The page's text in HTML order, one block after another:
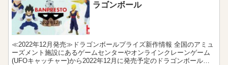
ラゴンボール
≪2022年12月発売≫ドラゴンボールプライズ新作情報 全国のアミュ
ーズメント施設にあるゲームセンターやオンラインクレーンゲーム
(UFOキャッチャー)から2022年12月に発売予定のドラゴンボール新